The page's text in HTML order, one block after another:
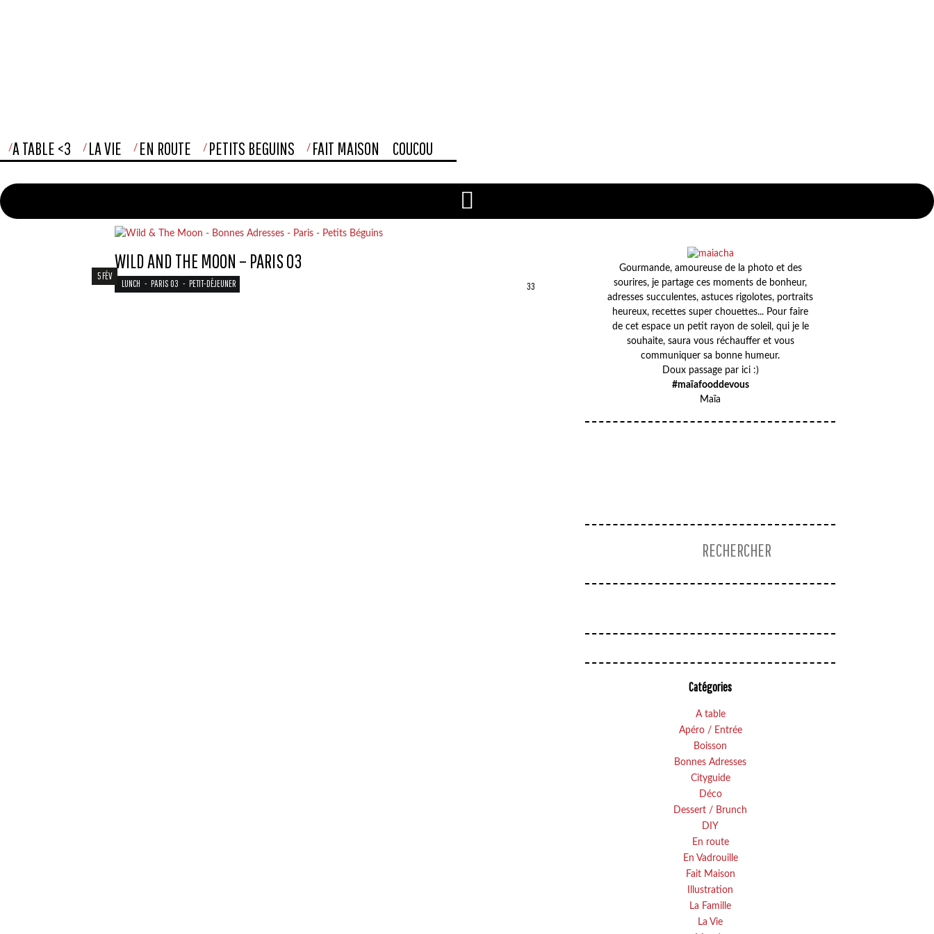
A TABLE <3 LA VIE EN ROUTE PETITS BEGUINS FAIT MAISON COUCOU
5 FÉV
WILD AND THE MOON – PARIS 03
LUNCH - PARIS 03 - PETIT-DÉJEUNER 33
Gourmande, amoureuse de la photo et des
sourires, je partage ces moments de bonheur,
adresses succulentes, astuces rigolotes, portraits
heureux, recettes super chouettes... Pour faire
de cet espace un petit rayon de soleil, qui je le
souhaite, saura vous réchauffer et vous
communiquer sa bonne humeur.
Doux passage par ici :)
#maïafooddevous
Maïa
Catégories
A table
Apéro / Entrée
Boisson
Bonnes Adresses
Cityguide
Déco
Dessert / Brunch
DIY
En route
En Vadrouille
Fait Maison
Illustration
La Famille
La Vie